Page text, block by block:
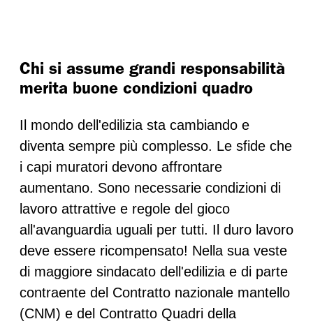
Chi si assume grandi responsabilità
merita buone condizioni quadro
Il mondo dell'edilizia sta cambiando e
diventa sempre più complesso. Le sfide che
i capi muratori devono affrontare
aumentano. Sono necessarie condizioni di
lavoro attrattive e regole del gioco
all'avanguardia uguali per tutti. Il duro lavoro
deve essere ricompensato! Nella sua veste
di maggiore sindacato dell'edilizia e di parte
contraente del Contratto nazionale mantello
(CNM) e del Contratto Quadri della